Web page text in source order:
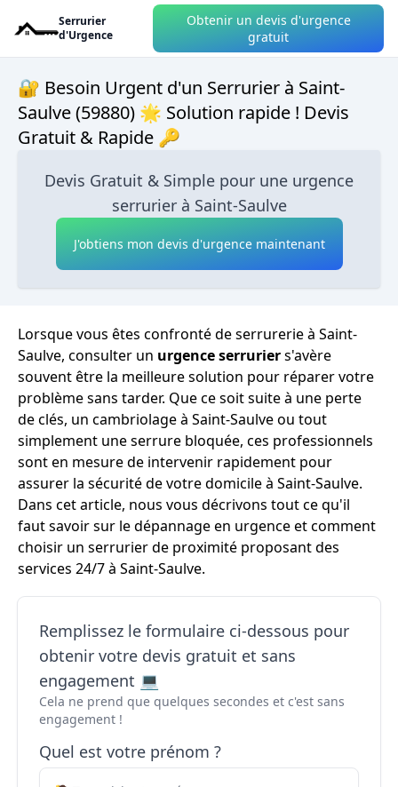
Serrurier
d'Urgence
Obtenir un devis d'urgence
gratuit
🔐 Besoin Urgent d'un Serrurier à Saint-
Saulve (59880) 🌟 Solution rapide ! Devis
Gratuit & Rapide 🔑
Devis Gratuit & Simple pour une urgence
serrurier à Saint-Saulve
J'obtiens mon devis d'urgence maintenant
Lorsque vous êtes confronté de serrurerie à Saint-
Saulve, consulter un urgence serruriers'avère
souvent être la meilleure solution pour réparer votre
problème sans tarder. Que ce soit suite à une perte
de clés, un cambriolage à Saint-Saulve ou tout
simplement une serrure bloquée, ces professionnels
sont en mesure de intervenir rapidement pour
assurer la sécurité de votre domicile à Saint-Saulve.
Dans cet article, nous vous décrivons tout ce qu'il
faut savoir sur le dépannage en urgence et comment
choisir un serrurier de proximité proposant des
services 24/7 à Saint-Saulve.
Remplissez le formulaire ci-dessous pour
obtenir votre devis gratuit et sans
engagement 💻
Cela ne prend que quelques secondes et c'est sans
engagement !
Quel est votre prénom ?